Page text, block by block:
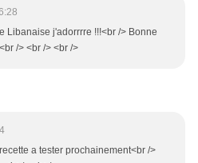
Libanaise j'adorrrre !!!<br /> Bonne
/> <br /> <br />
a tester prochainement<br />